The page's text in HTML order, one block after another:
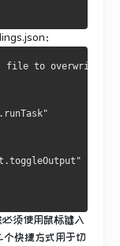
：
file to overwrite
须使用鼠标键入
个快捷方式用于切